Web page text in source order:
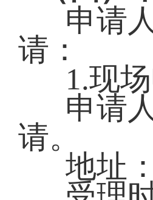
申请
请：
1.现
申请
请。
地址